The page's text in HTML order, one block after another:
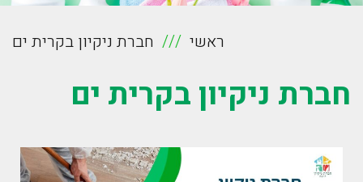
ראשי חברת ניקיון בקרית ים
חברת ניקיון בקרית ים